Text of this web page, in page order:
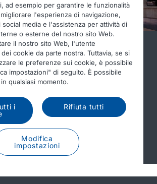
diesel
trasmissione elettrica completamente
DAF XB è disponibile con motori diesel
dell'HVO, riducendo fino al 90% le
2 (‘dalla fonte alla ruota’).
ad esempio per garantire le funzionalità
l'esperienza di navigazione,
media e l'assistenza per attività di
o esterne del nostro sito Web.
il nostro sito Web, l'utente
cookie da parte nostra. Tuttavia, se si
le preferenze sui cookie, è possibile
impostazioni" di seguito. È possibile
qualsiasi momento.
i
Rifiuta tutti
Modifica
impostazioni